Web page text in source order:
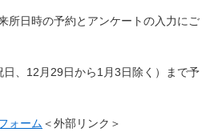
所日時の予約とアンケートの入力にご
、12月29日から1月3日除く）まで予
ォーム ＜外部リンク＞